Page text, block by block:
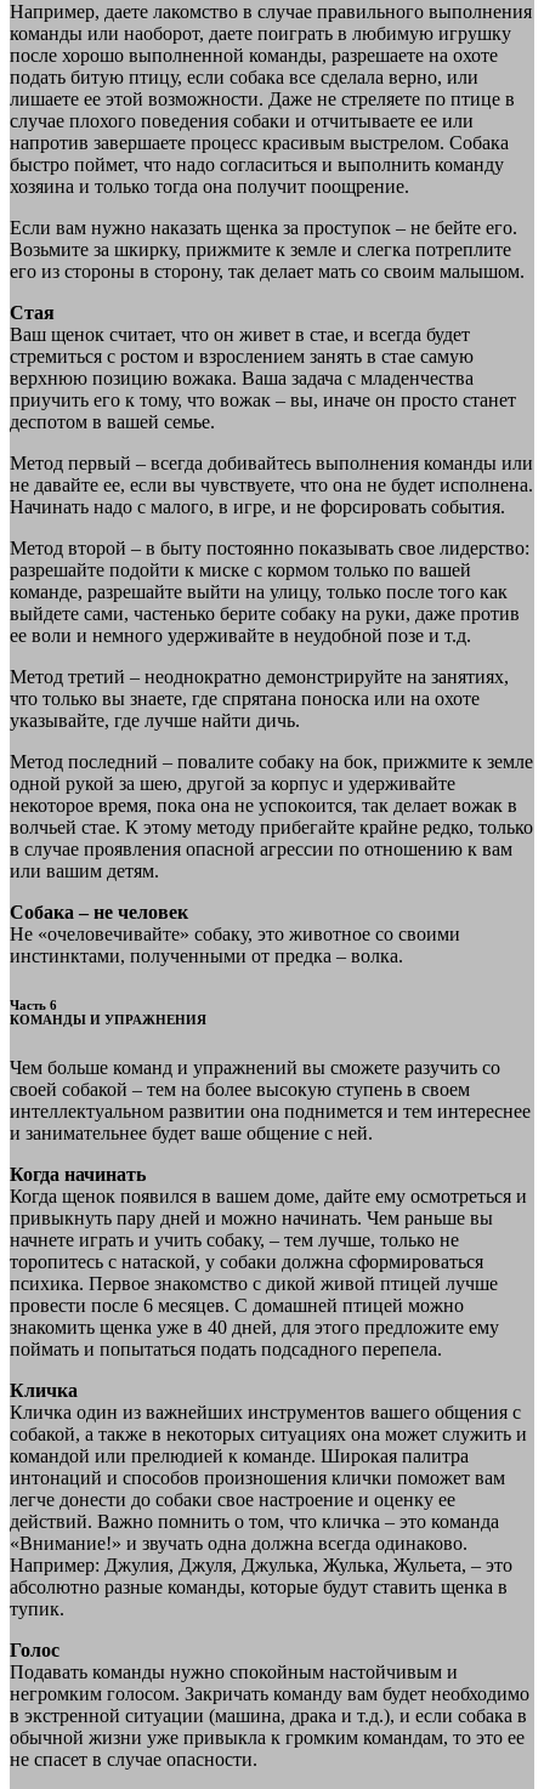
Например, даете лакомство в случае правильного выполнения
команды или наоборот, даете поиграть в любимую игрушку
после хорошо выполненной команды, разрешаете на охоте
подать битую птицу, если собака все сделала верно, или
лишаете ее этой возможности. Даже не стреляете по птице в
случае плохого поведения собаки и отчитываете ее или
напротив завершаете процесс красивым выстрелом. Собака
быстро поймет, что надо согласиться и выполнить команду
хозяина и только тогда она получит поощрение.
Если вам нужно наказать щенка за проступок – не бейте его.
Возьмите за шкирку, прижмите к земле и слегка потреплите
его из стороны в сторону, так делает мать со своим малышом.
Стая
Ваш щенок считает, что он живет в стае, и всегда будет
стремиться с ростом и взрослением занять в стае самую
верхнюю позицию вожака. Ваша задача с младенчества
приучить его к тому, что вожак – вы, иначе он просто станет
деспотом в вашей семье.
Метод первый – всегда добивайтесь выполнения команды или
не давайте ее, если вы чувствуете, что она не будет исполнена.
Начинать надо с малого, в игре, и не форсировать события.
Метод второй – в быту постоянно показывать свое лидерство:
разрешайте подойти к миске с кормом только по вашей
команде, разрешайте выйти на улицу, только после того как
выйдете сами, частенько берите собаку на руки, даже против
ее воли и немного удерживайте в неудобной позе и т.д.
Метод третий – неоднократно демонстрируйте на занятиях,
что только вы знаете, где спрятана поноска или на охоте
указывайте, где лучше найти дичь.
Метод последний – повалите собаку на бок, прижмите к земле
одной рукой за шею, другой за корпус и удерживайте
некоторое время, пока она не успокоится, так делает вожак в
волчьей стае. К этому методу прибегайте крайне редко, только
в случае проявления опасной агрессии по отношению к вам
или вашим детям.
Собака – не человек
Не «очеловечивайте» собаку, это животное со своими
инстинктами, полученными от предка – волка.
Часть 6
КОМАНДЫ И УПРАЖНЕНИЯ
Чем больше команд и упражнений вы сможете разучить со
своей собакой – тем на более высокую ступень в своем
интеллектуальном развитии она поднимется и тем интереснее
и занимательнее будет ваше общение с ней.
Когда начинать
Когда щенок появился в вашем доме, дайте ему осмотреться и
привыкнуть пару дней и можно начинать. Чем раньше вы
начнете играть и учить собаку, – тем лучше, только не
торопитесь с натаской, у собаки должна сформироваться
психика. Первое знакомство с дикой живой птицей лучше
провести после 6 месяцев. С домашней птицей можно
знакомить щенка уже в 40 дней, для этого предложите ему
поймать и попытаться подать подсадного перепела.
Кличка
Кличка один из важнейших инструментов вашего общения с
собакой, а также в некоторых ситуациях она может служить и
командой или прелюдией к команде. Широкая палитра
интонаций и способов произношения клички поможет вам
легче донести до собаки свое настроение и оценку ее
действий. Важно помнить о том, что кличка – это команда
«Внимание!» и звучать одна должна всегда одинаково.
Например: Джулия, Джуля, Джулька, Жулька, Жульета, – это
абсолютно разные команды, которые будут ставить щенка в
тупик.
Голос
Подавать команды нужно спокойным настойчивым и
негромким голосом. Закричать команду вам будет необходимо
в экстренной ситуации (машина, драка и т.д.), и если собака в
обычной жизни уже привыкла к громким командам, то это ее
не спасет в случае опасности.